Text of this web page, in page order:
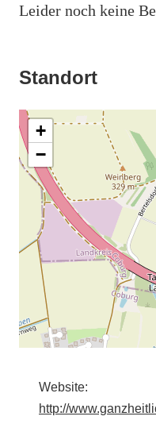
Leider noch keine
Standort
+
−
Website:
http://